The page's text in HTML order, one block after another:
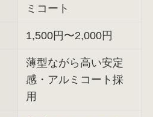
ミコート
1,500円〜2,000円
薄型ながら高い安定
感・アルミコート採
用